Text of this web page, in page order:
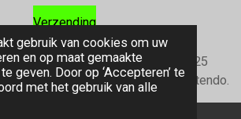
gebruik van cookies om uw
en op maat gemaakte
geven. Door op ‘Accepteren’ te
met het gebruik van alle
Verzending
©2025 Pokémon. ©1995 - 2025
Inc./GAME FREAK inc. TM, ®Nintendo.
endorsed or supported by Pokémon or